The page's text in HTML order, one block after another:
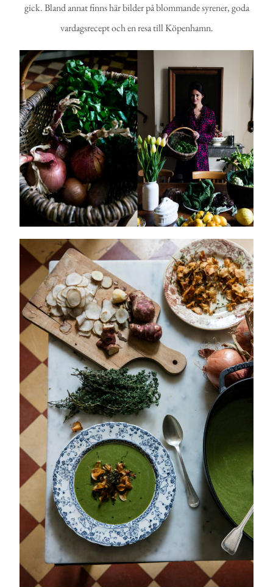
gick. Bland annat finns här bilder på blommande syrener, goda
vardagsrecept och en resa till Köpenhamn.